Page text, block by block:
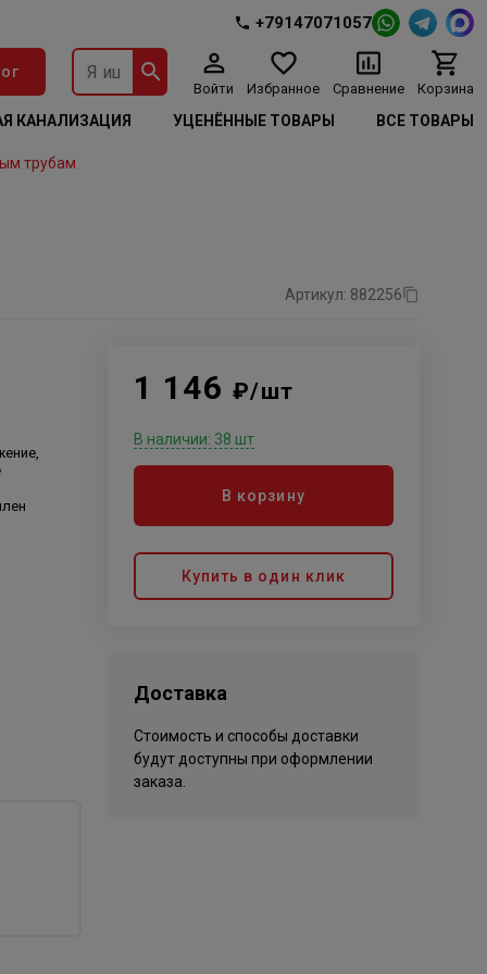
+79147071057
Войти Избранное Сравнение Корзина
КАНАЛИЗАЦИЯ УЦЕНЁННЫЕ ТОВАРЫ ВСЕ ТОВАРЫ
трубам
Артикул: 882256
1 146 ₽/шт
В наличии: 38 шт
В корзину
Купить в один клик
Доставка
Стоимость и способы доставки
будут доступны при оформлении
заказа.